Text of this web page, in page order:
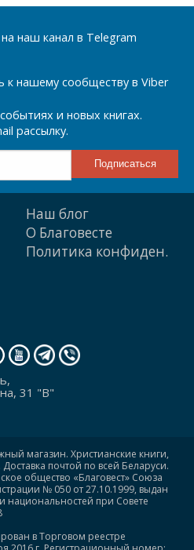
наш канал в Telegram
к нашему сообществу в Viber
и новых книгах.
рассылку.
Наш блог
О Благовесте
Политика конфиден.
31 "В"
магазин. Христианские книги,
почтой по всей Беларуси.
общество «Благовест» Союза
№ 050 от 27.10.1999, выдан
национальностей при Совете
в Торговом реестре